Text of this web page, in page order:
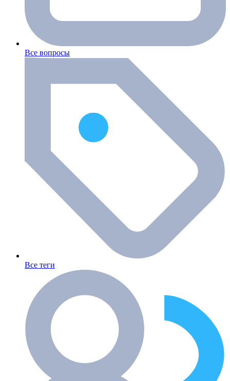
Все вопросы
Все теги